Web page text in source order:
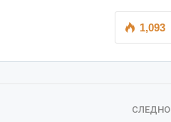
1,093
СЛЕДНО